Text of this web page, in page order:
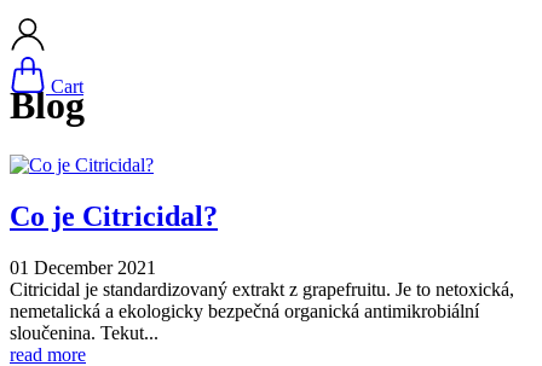
Cart
Blog
Co je Citricidal?
01 December 2021
Citricidal je standardizovaný extrakt z grapefruitu. Je to netoxická,
nemetalická a ekologicky bezpečná organická antimikrobiální
sloučenina. Tekut...
read more